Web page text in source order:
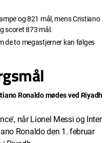
og 821 mål, mens Cristiano
scoret 873 mål.
de to megastjerner kan følges
Ronaldo mødes ved Riyadh
når Lionel Messi og Inter
Ronaldo den 1. februar